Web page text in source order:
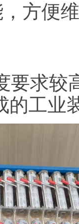
方便
要求较
的工业